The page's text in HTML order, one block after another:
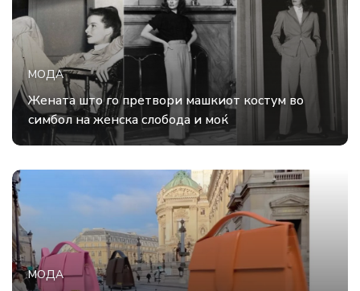
МОДА
Жената што го претвори машкиот костум во
симбол на женска слобода и моќ
МОДА